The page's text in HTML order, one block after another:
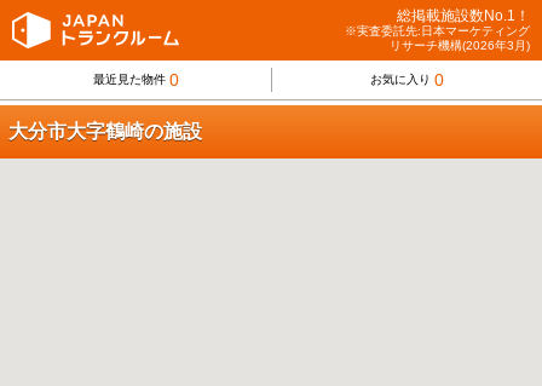
総掲載施設数No.1！
※実査委託先:日本マーケティング
リサーチ機構(2026年3月)
最近見た物件 0 お気に入り 0
大分市大字鶴崎の施設